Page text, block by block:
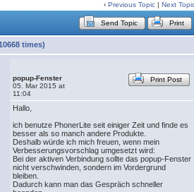
‹ Previous Topic | Next
Send Topic Print
times)
popup-Fenster
05. Mar 2015 at
11:04
Print Post
Hallo,
ich benutze PhonerLite seit einiger Zeit und finde es
besser als so manch andere Produkte.
Deshalb würde ich mich freuen, wenn mein
Verbesserungsvorschlag umgesetzt wird:
Bei der aktiven Verbindung sollte das popup-Fenster
nicht verschwinden, sondern im Vordergrund
bleiben.
Dadurch kann man das Gespräch schneller